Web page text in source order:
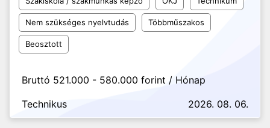
Nem szükséges nyelvtudás Többműszakos
Beosztott
Bruttó 521.000 - 580.000 forint / Hónap
Technikus
2026. 08. 06.